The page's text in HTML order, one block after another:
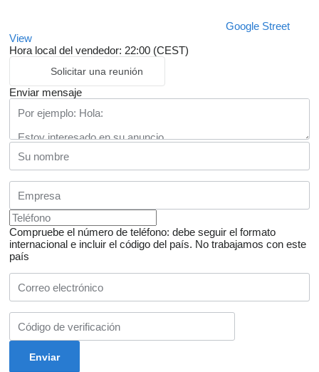
Google Street
View
Hora local del vendedor: 22:00 (CEST)
Solicitar una reunión
Enviar mensaje
Compruebe el número de teléfono: debe seguir el formato
internacional e incluir el código del país. No trabajamos con este
país